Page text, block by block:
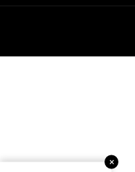
×